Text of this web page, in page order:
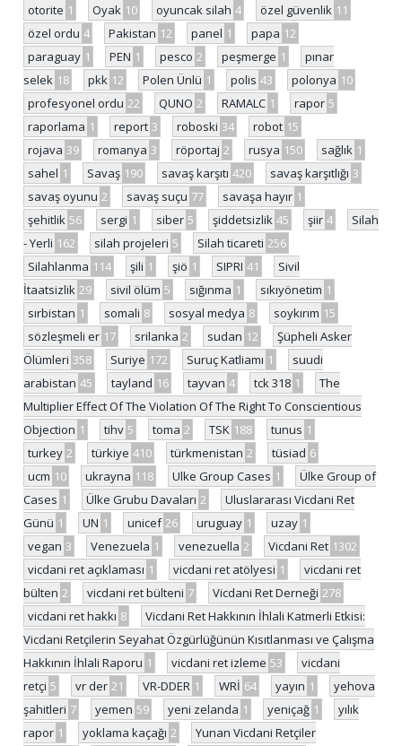
otorite 1 Oyak 10 oyuncak silah 4 özel güvenlik 11
özel ordu 4 Pakistan 12 panel 1 papa 12
paraguay 1 PEN 1 pesco 2 peşmerge 1
pınar
selek 18 pkk 12 Polen Ünlü 1 polis 43 polonya 10
profesyonel ordu 22 QUNO 2 RAMALC 1 rapor 5
raporlama 1 report 3 roboski 34 robot 15
rojava 39 romanya 3 röportaj 2 rusya 150 sağlık 1
sahel 1 Savaş 190 savaş karşıtı 420 savaş karşıtlığı 3
savaş oyunu 2 savaş suçu 77 savaşa hayır 1
şehitlik 56 sergi 1 siber 5 şiddetsizlik 45 şiir 4
Silah
- Yerli 162 silah projeleri 5 Silah ticareti 256
Silahlanma 114 şili 1 şiö 1 SIPRI 41
Sivil
İtaatsizlik 29 sivil ölüm 5 sığınma 1 sıkıyönetim 1
sırbistan 1 somali 8 sosyal medya 8 soykırım 15
sözleşmeli er 17 srilanka 2 sudan 12
Şüpheli Asker
Ölümleri 358 Suriye 172 Suruç Katliamı 1
suudi
arabistan 45 tayland 16 tayvan 4 tck 318 1
The
Multiplier Effect Of The Violation Of The Right To Conscientious
Objection 1 tihv 5 toma 2 TSK 188 tunus 1
turkey 2 türkiye 410 türkmenistan 2 tüsiad 6
ucm 10 ukrayna 118 Ulke Group Cases 1
Ülke Group of
Cases 1 Ülke Grubu Davaları 2
Uluslararası Vicdani Ret
Günü 1 UN 1 unicef 26 uruguay 1 uzay 1
vegan 3 Venezuela 1 venezuella 2 Vicdani Ret 1302
vicdani ret açıklaması 1 vicdani ret atölyesi 1
vicdani ret
bülten 2 vicdani ret bülteni 7 Vicdani Ret Derneği 278
vicdani ret hakkı 8
Vicdani Ret Hakkının İhlali Katmerli Etkisi:
Vicdani Retçilerin Seyahat Özgürlüğünün Kısıtlanması ve Çalışma
Hakkının İhlali Raporu 1 vicdani ret izleme 53
vicdani
retçi 5 vr der 21 VR-DDER 1 WRİ 64 yayın 1
yehova
şahitleri 7 yemen 59 yeni zelanda 1 yeniçağ 1
yılık
rapor 1 yoklama kaçağı 2
Yunan Vicdani Retçiler